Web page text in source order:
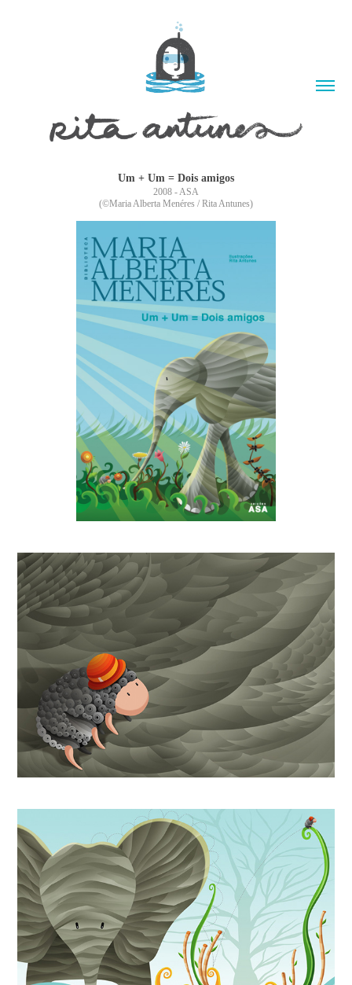
Um + Um = Dois amigos
2008 - ASA
(©Maria Alberta Menéres / Rita Antunes)